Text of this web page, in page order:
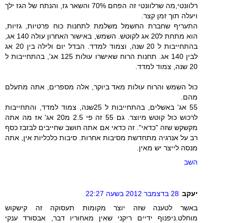
רלוונטי,מה שרלוונטי זה הפחם 70% והשאר גז, והנתח של הגז ילך
ויעלה תוך זמן קצר.
התעריף שחברת החשמל משלמת לתחנות כוח פרטיות, גזיות,
הוא מתחת ל20 אג לקוטש. השמש, באישור האחרון עולה 140 אג,
בהתחייבות ל 20 שנה, וצמוד למדד. הבדל יום ולילה בין 20 אג
לבין 140 אג. תחנות הרוח שאישרו עולות 125 אג', בהתחייבות ל
20 שנה, צמוד למדד.
כול השמש והרוח עולות מאד ביוקר, אלה מספרים, אתה מתעלם
מהם.
55 אג' באשלים, בהתחייבות ל 25שנה, צמוד למדד, והתחייבות
לרכוש כול קוטש מיוצר. גם 55 זה פי 2.5 מ20 אג' אז מה אתה
מקשקש שזה "כדאי". זה כדאי אם אתה חושב שחייבים לבזבז כסף
רב על אנרגיה מתחדשת מסיבות אחרות. סיבות כלכליות אין, אתה
מנסה לייצר יש מאין.
השב
יעקב 28 בדצמבר 2012 בשעה 22:27
באשר לטענה שזה יוצר מקומות תעסוקה זה קישקוש
מוחלט.ניפנוף ידיים ריקני שאין מאחוריו דבר, אבסורד ענקי